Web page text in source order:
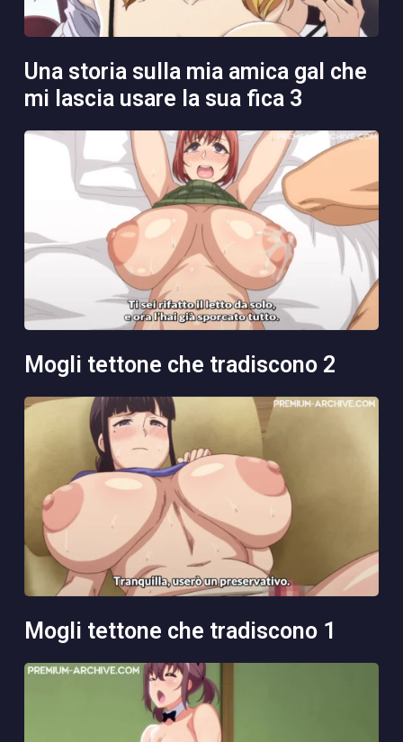
una storia sulla mia amica gal che
mi lascia usare la sua fica 3
mogli tettone che tradiscono 2
mogli tettone che tradiscono 1